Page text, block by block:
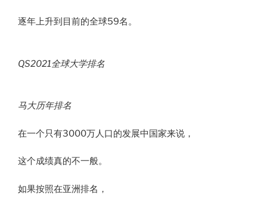
逐年上升到目前的全球59名。
QS2021全球大学排名
马大历年排名
在一个只有3000万人口的发展中国家来说，
这个成绩真的不一般。
如果按照在亚洲排名，